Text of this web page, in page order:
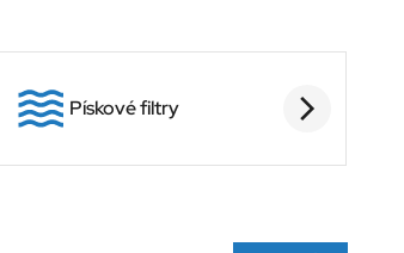
Pískové filtry